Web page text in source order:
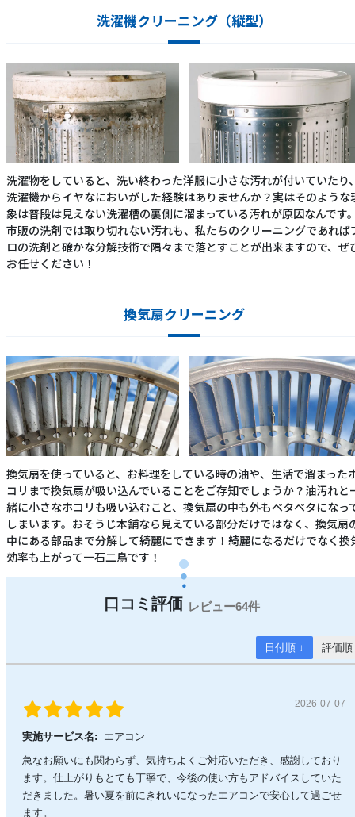
洗濯機クリーニング（縦型）
洗濯物をしていると、洗い終わった洋服に小さな汚れが付いていたり
洗濯機からイヤなにおいがした経験はありませんか？実はそのような
象は普段は見えない洗濯槽の裏側に溜まっている汚れが原因なんです
市販の洗剤では取り切れない汚れも、私たちのクリーニングであれば
ロの洗剤と確かな分解技術で隅々まで落とすことが出来ますので、ぜ
お任せください！
換気扇クリーニング
換気扇を使っていると、お料理をしている時の油や、生活で溜まった
コリまで換気扇が吸い込んでいることをご存知でしょうか？油汚れと
緒に小さなホコリも吸い込むこと、換気扇の中も外もベタベタになっ
しまいます。おそうじ本舗なら見えている部分だけではなく、換気扇
中にある部品まで分解して綺麗にできます！綺麗になるだけでなく換
効率も上がって一石二鳥です！
64件
日付順 ↓ 評価順
2026-07-07
実施サービス名:
エアコン
急なお願いにも関わらず、気持ちよくご対応いただき、感謝しており
ます。仕上がりもとても丁寧で、今後の使い方もアドバイスしていた
だきました。暑い夏を前にきれいになったエアコンで安心して過ごせ
ます。